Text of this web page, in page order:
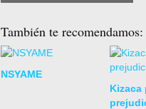
También te recomendamos:
NSYAME
Kizaca